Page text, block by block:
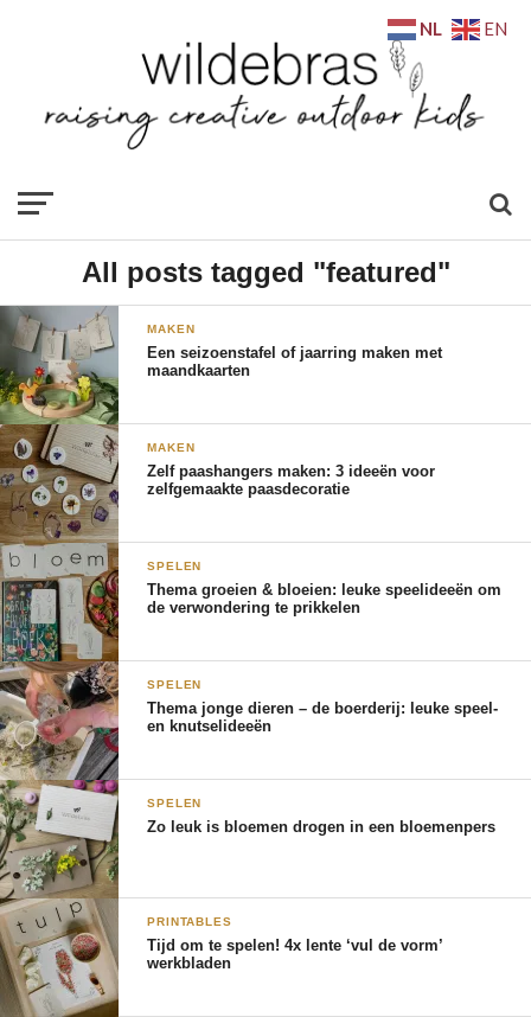
All posts tagged "featured"
MAKEN
Een seizoenstafel of jaarring maken met
maandkaarten
MAKEN
Zelf paashangers maken: 3 ideeën voor
zelfgemaakte paasdecoratie
SPELEN
Thema groeien & bloeien: leuke speelideeën om
de verwondering te prikkelen
SPELEN
Thema jonge dieren – de boerderij: leuke speel-
en knutselideeën
SPELEN
Zo leuk is bloemen drogen in een bloemenpers
PRINTABLES
Tijd om te spelen! 4x lente ‘vul de vorm’
werkbladen
NL EN